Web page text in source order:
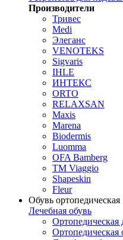
Производители
Тривес
Medi
Элеганс
VENOTEKS
Sigvaris
IHLE
ИНТЕКС
ORTO
RELAXSAN
Maxis
Marena
Biodermis
Luomma
OFA Bamberg
TM Viaggio
Shapeskin
Fleur
Обувь ортопедическая
Лечебная обувь
Ортопедическая
Ортопедическая